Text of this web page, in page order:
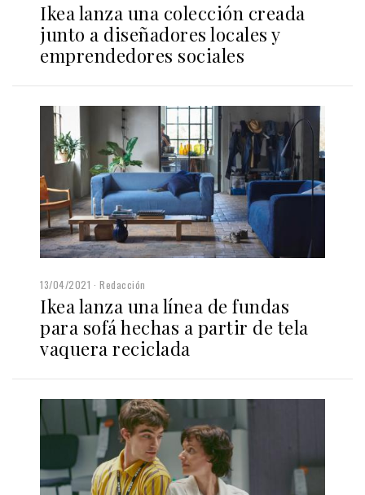
Ikea lanza una colección creada
junto a diseñadores locales y
emprendedores sociales
13/04/2021 Redacción
Ikea lanza una línea de fundas
para sofá hechas a partir de tela
vaquera reciclada